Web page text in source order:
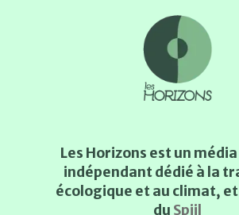
Les Horizons est un
indépendant dédié à la
écologique et au climat,
du Spiil